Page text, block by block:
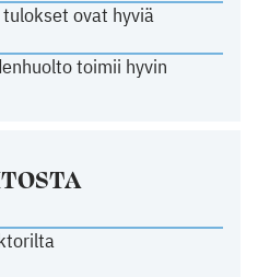
ovat hyviä
toimii hyvin